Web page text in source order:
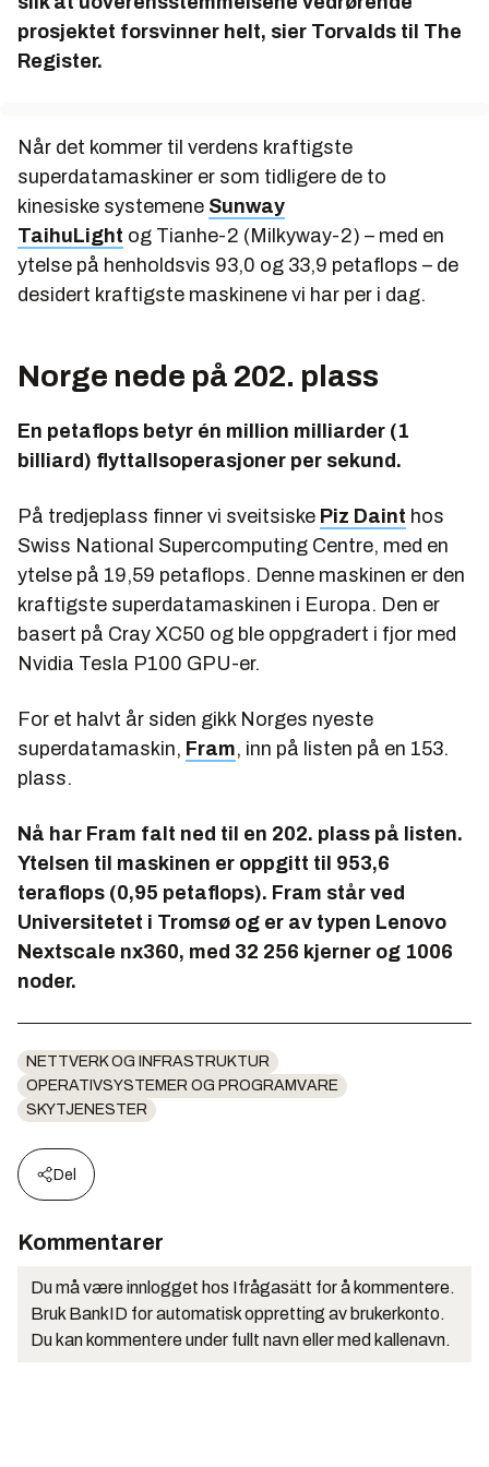
prosjektet forsvinner helt, sier Torvalds til The
Register.
Når det kommer til verdens kraftigste
superdatamaskiner er som tidligere de to
kinesiske systemene Sunway
TaihuLight og Tianhe-2 (Milkyway-2) – med en
ytelse på henholdsvis 93,0 og 33,9 petaflops – de
desidert kraftigste maskinene vi har per i dag.
Norge nede på 202. plass
En petaflops betyr én million milliarder (1
billiard) flyttallsoperasjoner per sekund.
På tredjeplass finner vi sveitsiske Piz Daint hos
Swiss National Supercomputing Centre, med en
ytelse på 19,59 petaflops. Denne maskinen er den
kraftigste superdatamaskinen i Europa. Den er
basert på Cray XC50 og ble oppgradert i fjor med
Nvidia Tesla P100 GPU-er.
For et halvt år siden gikk Norges nyeste
superdatamaskin, Fram, inn på listen på en 153.
plass.
Nå har Fram falt ned til en 202. plass på listen.
Ytelsen til maskinen er oppgitt til 953,6
teraflops (0,95 petaflops). Fram står ved
Universitetet i Tromsø og er av typen Lenovo
Nextscale nx360, med 32 256 kjerner og 1006
noder.
NETTVERK OG INFRASTRUKTUR
OPERATIVSYSTEMER OG PROGRAMVARE
SKYTJENESTER
Del
Kommentarer
Du må være innlogget hos Ifrågasätt for å kommentere.
Bruk BankID for automatisk oppretting av brukerkonto.
Du kan kommentere under fullt navn eller med kallenavn.